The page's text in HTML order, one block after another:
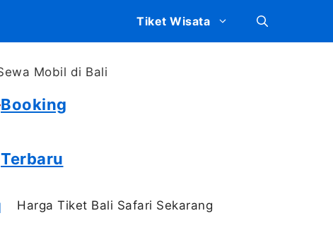
Tiket Wisata
Booking
Terbaru
Harga Tiket Bali Safari Sekarang